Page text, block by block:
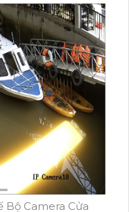
Camera Cửa